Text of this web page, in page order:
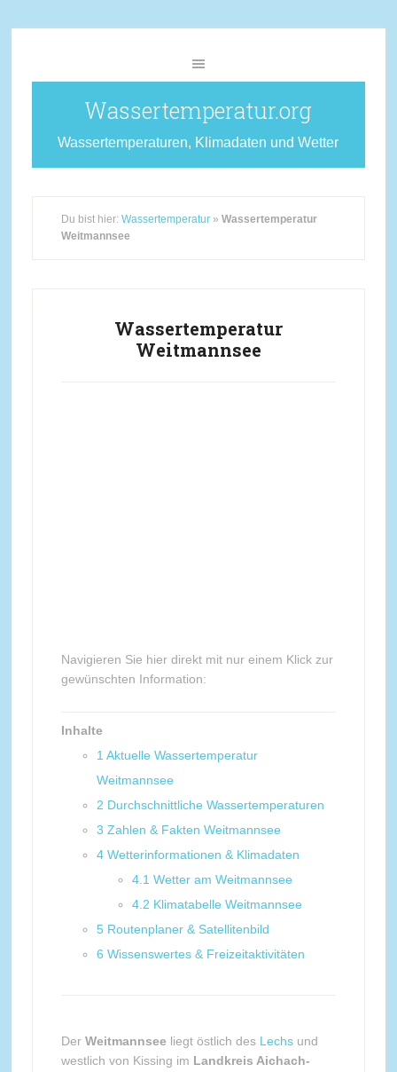
Wassertemperatur.org
Wassertemperaturen, Klimadaten und Wetter
Du bist hier: Wassertemperatur» Wassertemperatur
Weitmannsee
Wassertemperatur
Weitmannsee
Navigieren Sie hier direkt mit nur einem Klick zur
gewünschten Information:
Inhalte
1 Aktuelle Wassertemperatur
Weitmannsee
2 Durchschnittliche Wassertemperaturen
3 Zahlen & Fakten Weitmannsee
4 Wetterinformationen & Klimadaten
4.1 Wetter am Weitmannsee
4.2 Klimatabelle Weitmannsee
5 Routenplaner & Satellitenbild
6 Wissenswertes & Freizeitaktivitäten
Der Weitmannsee liegt östlich des Lechsund
westlich von Kissing im Landkreis Aichach-